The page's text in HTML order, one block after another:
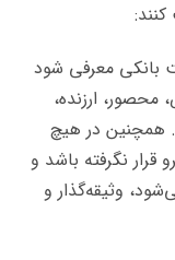
کنند:
بانکی معرفی شود
ارزنده،
همچنین در هیچ
نگرفته باشد و
وثیقه‌گذار و